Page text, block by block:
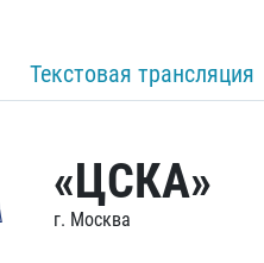
Текстовая трансляция
«ЦСКА»
г. Москва